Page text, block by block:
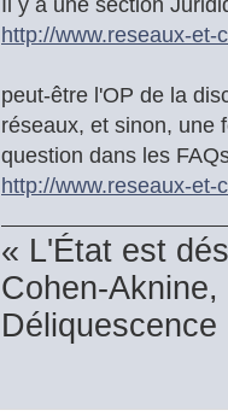
http://www.reseaux-
peut-être l'OP de la
réseaux, et sinon, une
question dans les
http://www.reseaux-
« L'État est
Cohen-